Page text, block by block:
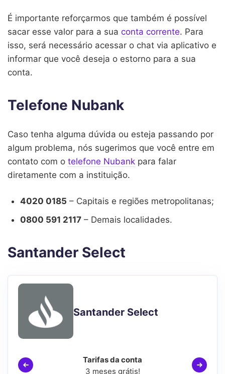
É importante reforçarmos que também é possível
sacar esse valor para a sua conta corrente. Para
isso, será necessário acessar o chat via aplicativo e
informar que você deseja o estorno para a sua
conta.
Telefone Nubank
Caso tenha alguma dúvida ou esteja passando por
algum problema, nós sugerimos que você entre em
contato com o telefone Nubank para falar
diretamente com a instituição.
4020 0185 – Capitais e regiões metropolitanas;
0800 591 2117 – Demais localidades.
Santander Select
Santander Select
Tarifas da conta
3 meses grátis!